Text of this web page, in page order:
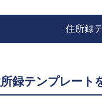
住所録
録テンプレート